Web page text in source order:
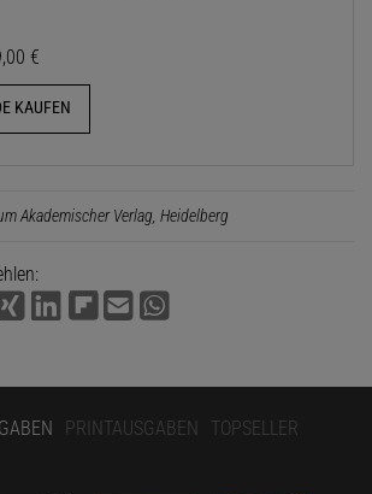
€
KAUFEN
Akademischer Verlag, Heidelberg
PRINTAUSGABEN TOPSELLER